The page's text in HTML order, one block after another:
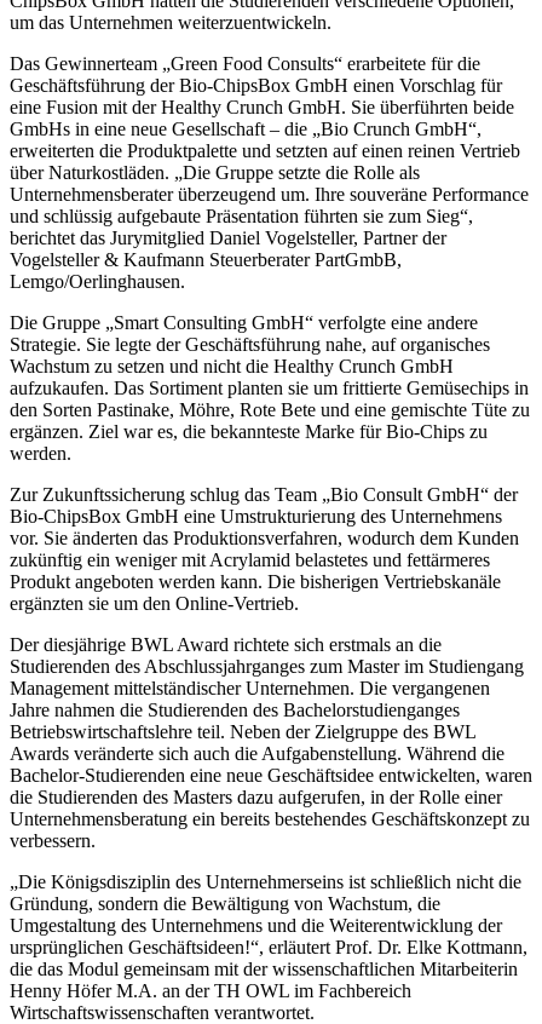
um das Unternehmen weiterzuentwickeln.
Das Gewinnerteam „Green Food Consults“ erarbeitete für die
Geschäftsführung der Bio-ChipsBox GmbH einen Vorschlag für
eine Fusion mit der Healthy Crunch GmbH. Sie überführten beide
GmbHs in eine neue Gesellschaft – die „Bio Crunch GmbH“,
erweiterten die Produktpalette und setzten auf einen reinen Vertrieb
über Naturkostläden. „Die Gruppe setzte die Rolle als
Unternehmensberater überzeugend um. Ihre souveräne Performance
und schlüssig aufgebaute Präsentation führten sie zum Sieg“,
berichtet das Jurymitglied Daniel Vogelsteller, Partner der
Vogelsteller & Kaufmann Steuerberater PartGmbB,
Lemgo/Oerlinghausen.
Die Gruppe „Smart Consulting GmbH“ verfolgte eine andere
Strategie. Sie legte der Geschäftsführung nahe, auf organisches
Wachstum zu setzen und nicht die Healthy Crunch GmbH
aufzukaufen. Das Sortiment planten sie um frittierte Gemüsechips in
den Sorten Pastinake, Möhre, Rote Bete und eine gemischte Tüte zu
ergänzen. Ziel war es, die bekannteste Marke für Bio-Chips zu
werden.
Zur Zukunftssicherung schlug das Team „Bio Consult GmbH“ der
Bio-ChipsBox GmbH eine Umstrukturierung des Unternehmens
vor. Sie änderten das Produktionsverfahren, wodurch dem Kunden
zukünftig ein weniger mit Acrylamid belastetes und fettärmeres
Produkt angeboten werden kann. Die bisherigen Vertriebskanäle
ergänzten sie um den Online-Vertrieb.
Der diesjährige BWL Award richtete sich erstmals an die
Studierenden des Abschlussjahrganges zum Master im Studiengang
Management mittelständischer Unternehmen. Die vergangenen
Jahre nahmen die Studierenden des Bachelorstudienganges
Betriebswirtschaftslehre teil. Neben der Zielgruppe des BWL
Awards veränderte sich auch die Aufgabenstellung. Während die
Bachelor-Studierenden eine neue Geschäftsidee entwickelten, waren
die Studierenden des Masters dazu aufgerufen, in der Rolle einer
Unternehmensberatung ein bereits bestehendes Geschäftskonzept zu
verbessern.
„Die Königsdisziplin des Unternehmerseins ist schließlich nicht die
Gründung, sondern die Bewältigung von Wachstum, die
Umgestaltung des Unternehmens und die Weiterentwicklung der
ursprünglichen Geschäftsideen!“, erläutert Prof. Dr. Elke Kottmann,
die das Modul gemeinsam mit der wissenschaftlichen Mitarbeiterin
Henny Höfer M.A. an der TH OWL im Fachbereich
Wirtschaftswissenschaften verantwortet.